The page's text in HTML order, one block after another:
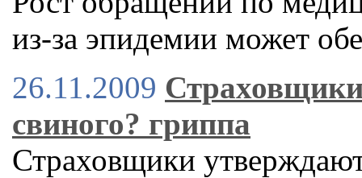
из-за эпидемии может
26.11.2009
свиного? гриппа
Страховщики